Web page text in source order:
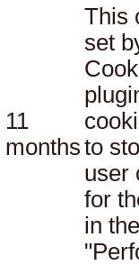
11
months
This
set
to
user
for
in